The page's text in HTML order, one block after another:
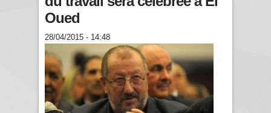
Oued
28/04/2015 - 14:48